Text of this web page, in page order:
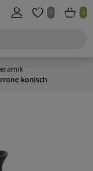
0 0
konisch